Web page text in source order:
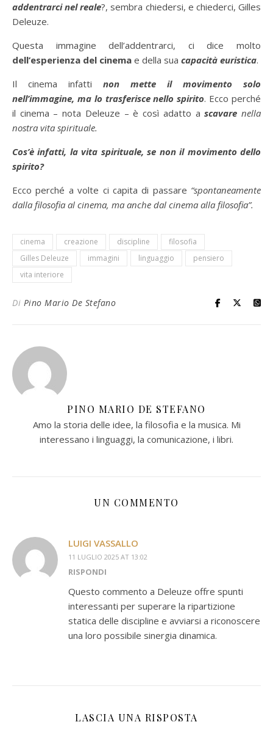
addentrarci nel reale?, sembra chiedersi, e chiederci, Gilles
Deleuze.
Questa immagine dell’addentrarci, ci dice molto
dell’esperienza del cinema e della sua capacità euristica.
Il cinema infatti non mette il movimento solo
nell’immagine, ma lo trasferisce nello spirito. Ecco perché
il cinema – nota Deleuze – è così adatto ascavarenella
nostra vita spirituale.
Cos’è infatti, la vita spirituale, se non il movimento dello
spirito?
Ecco perché a volte ci capita di passare “spontaneamente
dalla filosofia al cinema, ma anche dal cinema alla filosofia”.
cinema creazione discipline
filosofia
Gilles Deleuze
immagini linguaggio
pensiero
vita interiore
Di Pino Mario De Stefano
PINO MARIO DE STEFANO
Amo la storia delle idee, la filosofia e la musica. Mi
interessano i linguaggi, la comunicazione, i libri.
UN COMMENTO
LUIGI VASSALLO
11 LUGLIO 2025 AT 13:02
RISPONDI
Questo commento a Deleuze offre spunti
interessanti per superare la ripartizione
statica delle discipline e avviarsi a riconoscere
una loro possibile sinergia dinamica.
LASCIA UNA RISPOSTA